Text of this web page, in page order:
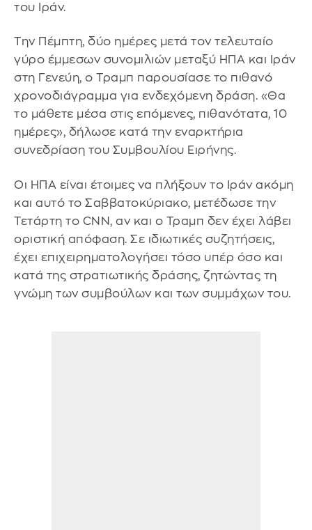
του Ιράν.
Την Πέμπτη, δύο ημέρες μετά τον τελευταίο
γύρο έμμεσων συνομιλιών μεταξύ ΗΠΑ και Ιράν
στη Γενεύη, ο Τραμπ παρουσίασε το πιθανό
χρονοδιάγραμμα για ενδεχόμενη δράση. «Θα
το μάθετε μέσα στις επόμενες, πιθανότατα, 10
ημέρες», δήλωσε κατά την εναρκτήρια
συνεδρίαση του Συμβουλίου Ειρήνης.
Οι ΗΠΑ είναι έτοιμες να πλήξουν το Ιράν ακόμη
και αυτό το Σαββατοκύριακο, μετέδωσε την
Τετάρτη το CNN, αν και ο Τραμπ δεν έχει λάβει
οριστική απόφαση. Σε ιδιωτικές συζητήσεις,
έχει επιχειρηματολογήσει τόσο υπέρ όσο και
κατά της στρατιωτικής δράσης, ζητώντας τη
γνώμη των συμβούλων και των συμμάχων του.